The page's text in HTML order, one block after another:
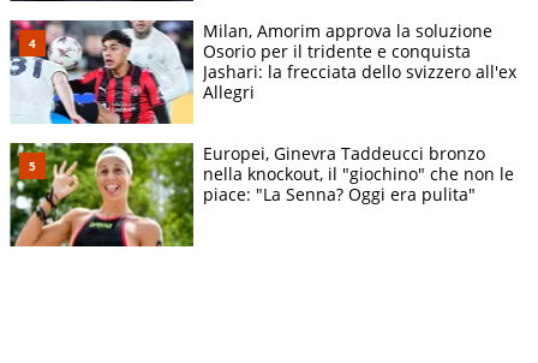
Milan, Amorim approva la soluzione
Osorio per il tridente e conquista
Jashari: la frecciata dello svizzero all'ex
Allegri
Europei, Ginevra Taddeucci bronzo
nella knockout, il "giochino" che non le
piace: "La Senna? Oggi era pulita"